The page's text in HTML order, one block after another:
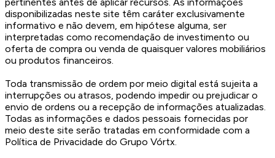
disponibilizadas neste site têm caráter exclusivamente
informativo e não devem, em hipótese alguma, ser
interpretadas como recomendação de investimento ou
oferta de compra ou venda de quaisquer valores mobiliários
ou produtos financeiros.
Toda transmissão de ordem por meio digital está sujeita a
interrupções ou atrasos, podendo impedir ou prejudicar o
envio de ordens ou a recepção de informações atualizadas.
Todas as informações e dados pessoais fornecidas por
meio deste site serão tratadas em conformidade com a
Política de Privacidade do Grupo Vórtx.